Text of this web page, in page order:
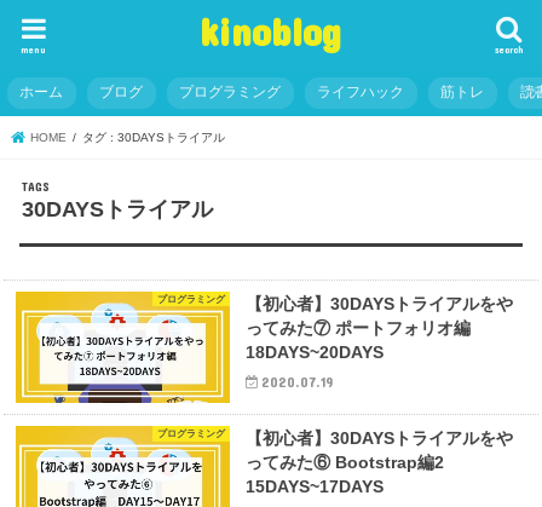
kinoblog search
menu
ホーム ブログ プログラミング ライフハック 筋トレ 読
HOME タグ : 30DAYSトライアル
30DAYSトライアル
プログラミング
【初心者】30DAYSトライアルをや
ってみた⑦ ポートフォリオ編
18DAYS~20DAYS
2020.07.19
プログラミング
【初心者】30DAYSトライアルをや
ってみた⑥ Bootstrap編2
15DAYS~17DAYS